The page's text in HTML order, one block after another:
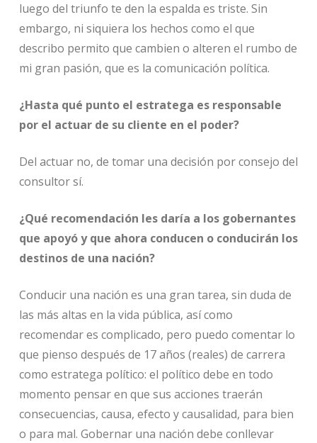
luego del triunfo te den la espalda es triste. Sin
embargo, ni siquiera los hechos como el que
describo permito que cambien o alteren el rumbo de
mi gran pasión, que es la comunicación política.
¿Hasta qué punto el estratega es responsable
por el actuar de su cliente en el poder?
Del actuar no, de tomar una decisión por consejo del
consultor sí.
¿Qué recomendación les daría a los gobernantes
que apoyó y que ahora conducen o conducirán los
destinos de una nación?
Conducir una nación es una gran tarea, sin duda de
las más altas en la vida pública, así como
recomendar es complicado, pero puedo comentar lo
que pienso después de 17 años (reales) de carrera
como estratega político: el político debe en todo
momento pensar en que sus acciones traerán
consecuencias, causa, efecto y causalidad, para bien
o para mal. Gobernar una nación debe conllevar